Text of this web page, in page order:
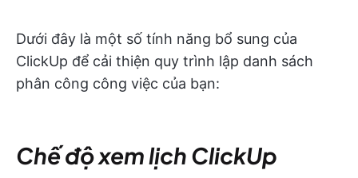
Dưới đây là một số tính năng bổ sung của
ClickUp để cải thiện quy trình lập danh sách
phân công công việc của bạn:
Chế độ xem lịch ClickUp